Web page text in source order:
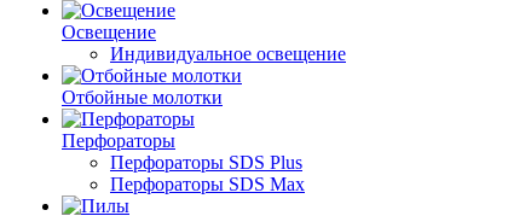
Освещение
Индивидуальное освещение
Отбойные молотки
Перфораторы
Перфораторы SDS Plus
Перфораторы SDS Max